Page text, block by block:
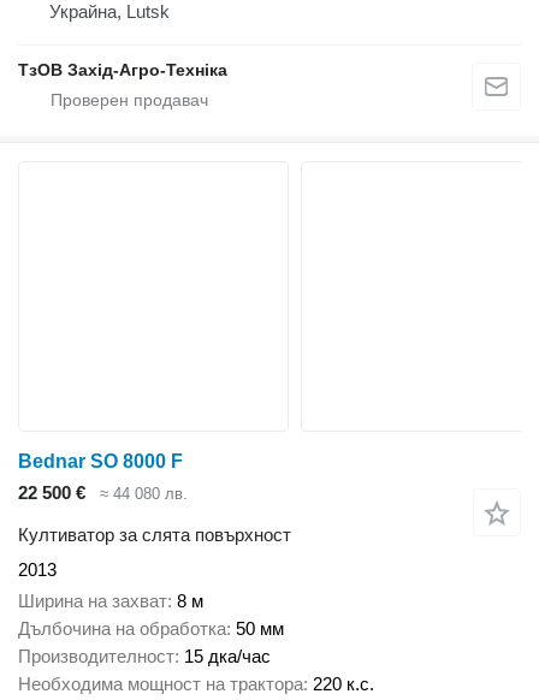
Украйна, Lutsk
ТзОВ Захід-Агро-Техніка
Bednar SO 8000 F
22 500 €
≈ 44 080 лв.
Култиватор за слята повърхност
2013
Ширина на захват 8 м
Дълбочина на обработка 50 мм
Производителност 15 дка/час
Необходима мощност на трактора 220 к.с.